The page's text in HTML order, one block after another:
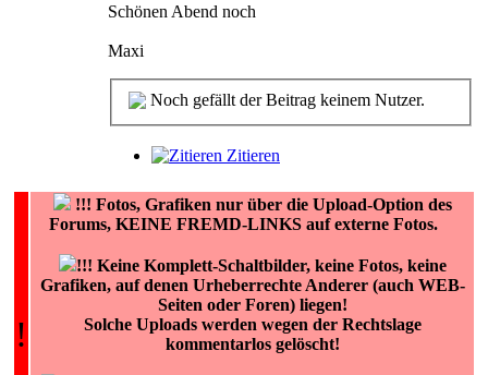
Schönen Abend noch
Maxi
Noch gefällt der Beitrag keinem Nutzer.
Zitieren
!
!!! Fotos, Grafiken nur über die Upload-Option des
Forums, KEINE FREMD-LINKS auf externe Fotos.
!!! Keine Komplett-Schaltbilder, keine Fotos, keine
Grafiken, auf denen Urheberrechte Anderer (auch WEB-
Seiten oder Foren) liegen!
Solche Uploads werden wegen der Rechtslage
kommentarlos gelöscht!